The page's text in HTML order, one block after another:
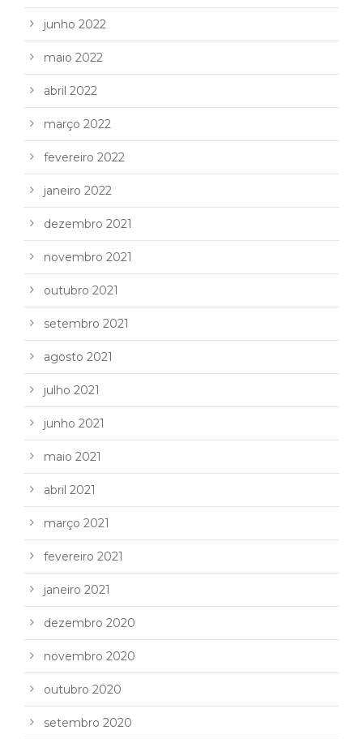
junho 2022
maio 2022
abril 2022
março 2022
fevereiro 2022
janeiro 2022
dezembro 2021
novembro 2021
outubro 2021
setembro 2021
agosto 2021
julho 2021
junho 2021
maio 2021
abril 2021
março 2021
fevereiro 2021
janeiro 2021
dezembro 2020
novembro 2020
outubro 2020
setembro 2020